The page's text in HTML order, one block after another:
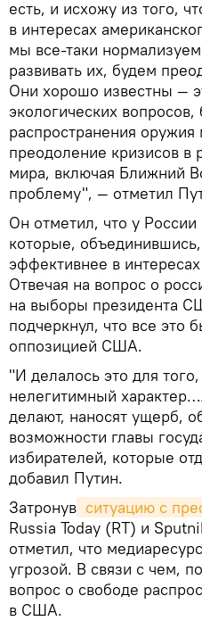
есть, и исхожу из того,
в интересах
мы все-таки
развивать их, будем
Они хорошо известны —
экологических вопросов,
распространения
преодоление кризисов в
мира, включая Ближний
проблему", — отметил
Он отметил, что у
которые,
эффективнее в
Отвечая на вопрос о
на выборы президента
подчеркнул, что все это
оппозицией США.
"И делалось это для
нелегитимный
делают, наносят ущерб,
возможности главы
избирателей, которые
добавил Путин.
Затронув ситуацию с
Russia Today (RT) и
отметил, что
угрозой. В связи с чем,
вопрос о свободе
в США.